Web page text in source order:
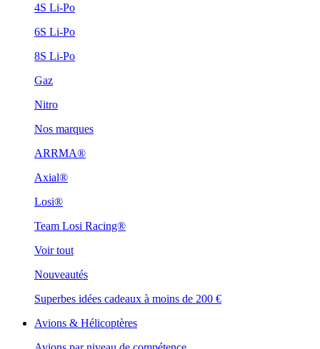
4S Li-Po
6S Li-Po
8S Li-Po
Gaz
Nitro
Nos marques
ARRMA®
Axial®
Losi®
Team Losi Racing®
Voir tout
Nouveautés
Superbes idées cadeaux à moins de 200 €
Avions & Hélicoptères